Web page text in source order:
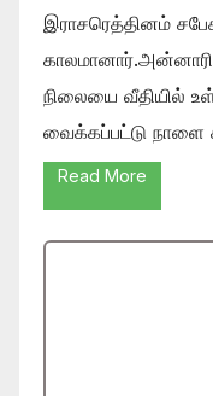
இராசரெத்தினம்
நிலையை வீதியில்
வைக்கப்பட்டு
Read More